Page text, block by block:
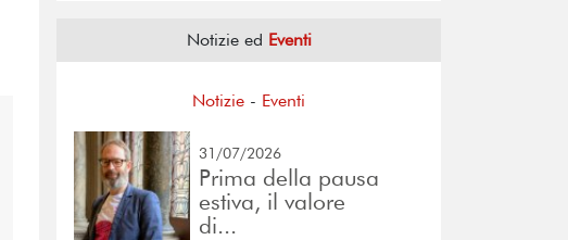
Notizie ed Eventi
Notizie - Eventi
31/07/2026
Prima della pausa
estiva, il valore
di...